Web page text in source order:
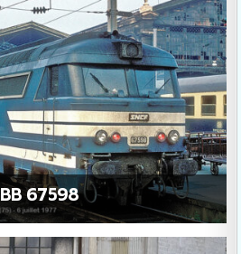
BB 67598